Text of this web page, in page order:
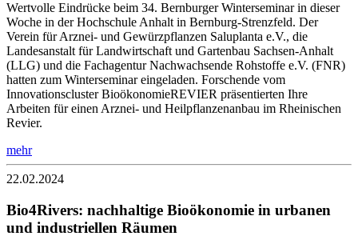
Wertvolle Eindrücke beim 34. Bernburger Winterseminar in dieser
Woche in der Hochschule Anhalt in Bernburg-Strenzfeld. Der
Verein für Arznei- und Gewürzpflanzen Saluplanta e.V., die
Landesanstalt für Landwirtschaft und Gartenbau Sachsen-Anhalt
(LLG) und die Fachagentur Nachwachsende Rohstoffe e.V. (FNR)
hatten zum Winterseminar eingeladen. Forschende vom
Innovationscluster BioökonomieREVIER präsentierten Ihre
Arbeiten für einen Arznei- und Heilpflanzenanbau im Rheinischen
Revier.
mehr
22.02.2024
Bio4Rivers: nachhaltige Bioökonomie in urbanen
und industriellen Räumen